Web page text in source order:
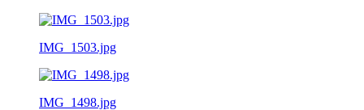
IMG_1503.jpg
IMG_1498.jpg